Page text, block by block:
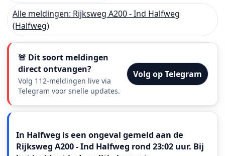
Alle meldingen: Rijksweg A200 - Ind Halfweg
(Halfweg)
🚨 Dit soort meldingen
direct ontvangen?
Volg 112-meldingen live via
Telegram voor snelle updates.
Volg op Telegram
In Halfweg is een ongeval gemeld aan de
Rijksweg A200 - Ind Halfweg rond 23:02 uur. Bij